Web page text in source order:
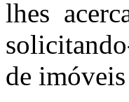
lhes
de